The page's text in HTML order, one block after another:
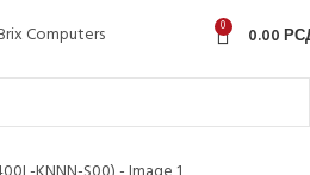
0 0.00